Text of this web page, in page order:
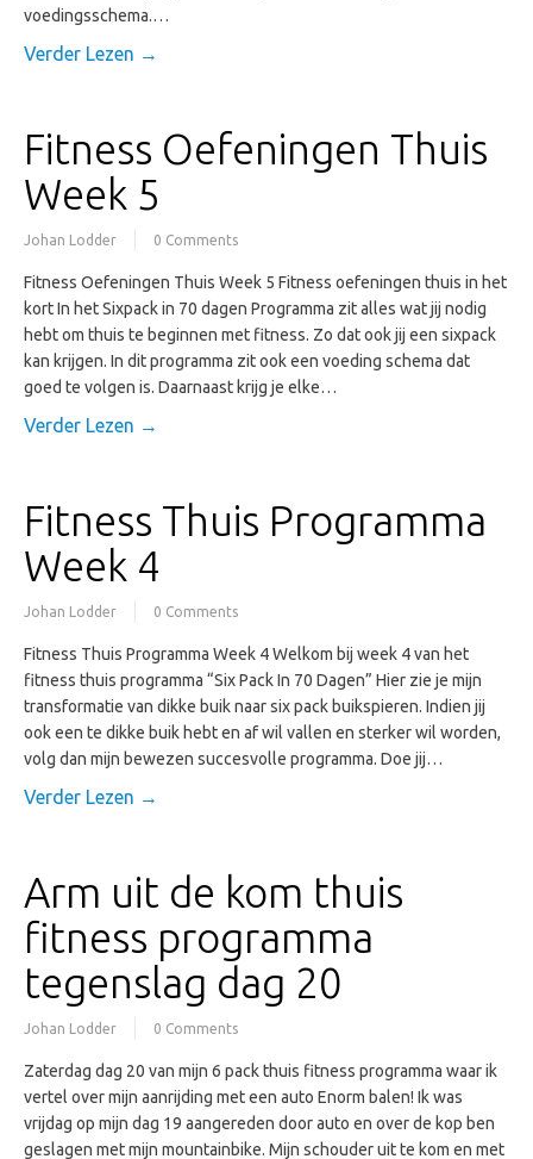
voedingsschema.…
Verder Lezen →
Fitness Oefeningen Thuis
Week 5
Johan Lodder 0 Comments
Fitness Oefeningen Thuis Week 5 Fitness oefeningen thuis in het
kort In het Sixpack in 70 dagen Programma zit alles wat jij nodig
hebt om thuis te beginnen met fitness. Zo dat ook jij een sixpack
kan krijgen. In dit programma zit ook een voeding schema dat
goed te volgen is. Daarnaast krijg je elke…
Verder Lezen →
Fitness Thuis Programma
Week 4
Johan Lodder 0 Comments
Fitness Thuis Programma Week 4 Welkom bij week 4 van het
fitness thuis programma “Six Pack In 70 Dagen” Hier zie je mijn
transformatie van dikke buik naar six pack buikspieren. Indien jij
ook een te dikke buik hebt en af wil vallen en sterker wil worden,
volg dan mijn bewezen succesvolle programma. Doe jij…
Verder Lezen →
Arm uit de kom thuis
fitness programma
tegenslag dag 20
Johan Lodder 0 Comments
Zaterdag dag 20 van mijn 6 pack thuis fitness programma waar ik
vertel over mijn aanrijding met een auto Enorm balen! Ik was
vrijdag op mijn dag 19 aangereden door auto en over de kop ben
geslagen met mijn mountainbike. Mijn schouder uit te kom en met